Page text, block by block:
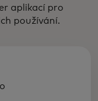
aplikací pro
používání.